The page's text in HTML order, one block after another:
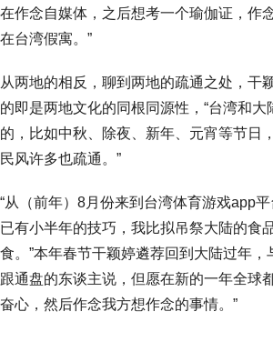
在作念自媒体，之后想考一个瑜伽证，作
在台湾假寓。”
从两地的相反，聊到两地的疏通之处，干
的即是两地文化的同根同源性，“台湾和
的，比如中秋、除夜、新年、元宵等节日
民风许多也疏通。”
“从（前年）8月份来到台湾体育游戏app
已有小半年的技巧，我比拟吊祭大陆的食
食。”本年春节干颖婷遴荐回到大陆过年，
跟通盘的东谈主说，但愿在新的一年全球
奋心，然后作念我方想作念的事情。”